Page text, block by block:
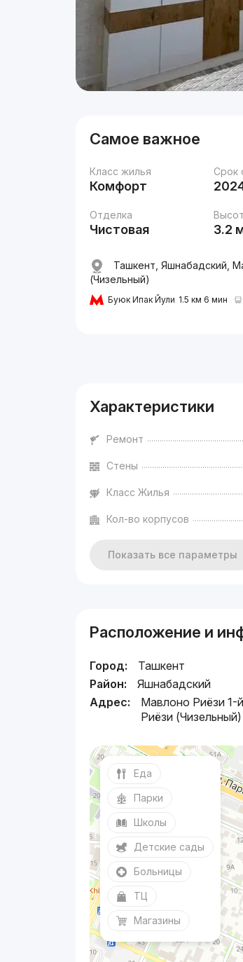
Самое важное
Класс жилья
Комфорт
Срок
Отделка
Чистовая 3.2
Ташкент, Яшнабадский,
(Чизельный)
Буюк Ипак Йули 1.5 км 6 мин
Характеристики
Ремонт
Стены
Класс Жилья
Кол-во корпусов
Показать все параметры
Расположение и
Город:
Ташкент
Район:
Яшнабадский
Адрес:
Мавлоно Риёзи 1-
Риёзи (Чизельный)
Еда
Парки
Школы
Детские сады
Больницы
ТЦ
Магазины